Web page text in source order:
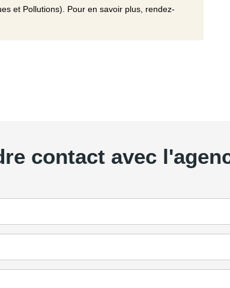
et Pollutions). Pour en savoir plus, rendez-
contact avec